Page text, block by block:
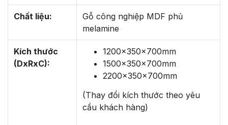
Chất liệu:
Gỗ công nghiệp MDF phủ
melamine
Kích thước
(DxRxC):
1200x350x700mm
1500x350x700mm
2200x350x700mm
(Thay đổi kích thước theo yêu
cầu khách hàng)